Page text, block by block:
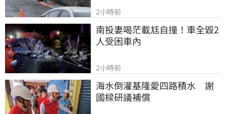
2小時前
南投妻喝茫載尪自撞！車全毀2
人受困車內
2小時前
海水倒灌基隆愛四路積水　謝
國樑研議補償